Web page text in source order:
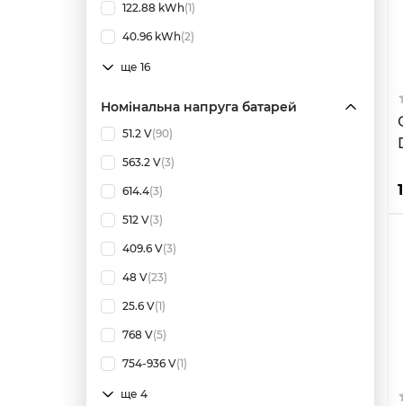
122.88 kWh(1)
40.96 kWh(2)
ще 16
Номінальна напруга батарей
51.2 V(90)
563.2 V(3)
614.4(3)
512 V(3)
409.6 V(3)
48 V(23)
25.6 V(1)
768 V(5)
754-936 V(1)
ще 4